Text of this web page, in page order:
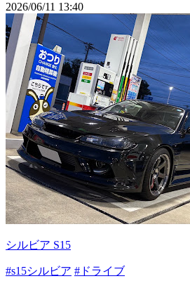
2026/06/11 13:40
シルビア S15
#s15シルビア #ドライブ